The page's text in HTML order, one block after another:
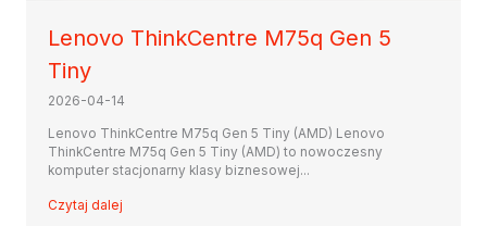
Lenovo ThinkCentre M75q Gen 5
Tiny
2026-04-14
Lenovo ThinkCentre M75q Gen 5 Tiny (AMD) Lenovo
ThinkCentre M75q Gen 5 Tiny (AMD) to nowoczesny
komputer stacjonarny klasy biznesowej...
Czytaj dalej